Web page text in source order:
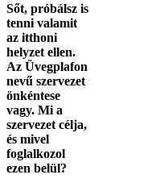
Sőt, próbálsz is
tenni valamit
az itthoni
helyzet ellen.
Az Üvegplafon
nevű szervezet
önkéntese
vagy. Mi a
szervezet célja,
és mivel
foglalkozol
ezen belül?